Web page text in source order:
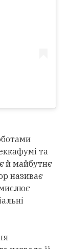
та
й майбутнє
називає